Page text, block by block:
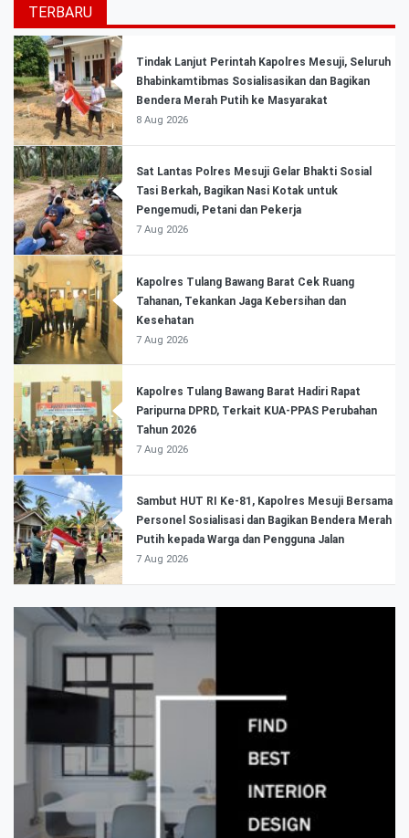
TERBARU
Tindak Lanjut Perintah Kapolres Mesuji, Seluruh
Bhabinkamtibmas Sosialisasikan dan Bagikan
Bendera Merah Putih ke Masyarakat
8 Aug 2026
Sat Lantas Polres Mesuji Gelar Bhakti Sosial
Tasi Berkah, Bagikan Nasi Kotak untuk
Pengemudi, Petani dan Pekerja
7 Aug 2026
Kapolres Tulang Bawang Barat Cek Ruang
Tahanan, Tekankan Jaga Kebersihan dan
Kesehatan
7 Aug 2026
Kapolres Tulang Bawang Barat Hadiri Rapat
Paripurna DPRD, Terkait KUA-PPAS Perubahan
Tahun 2026
7 Aug 2026
Sambut HUT RI Ke-81, Kapolres Mesuji Bersama
Personel Sosialisasi dan Bagikan Bendera Merah
Putih kepada Warga dan Pengguna Jalan
7 Aug 2026